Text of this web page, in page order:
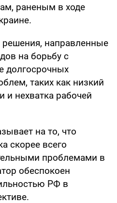
раненым в ходе
направленные
на борьбу с
долгосрочных
таких как низкий
и нехватка рабочей
на то, что
скорее всего
проблемами в
обеспокоен
РФ в